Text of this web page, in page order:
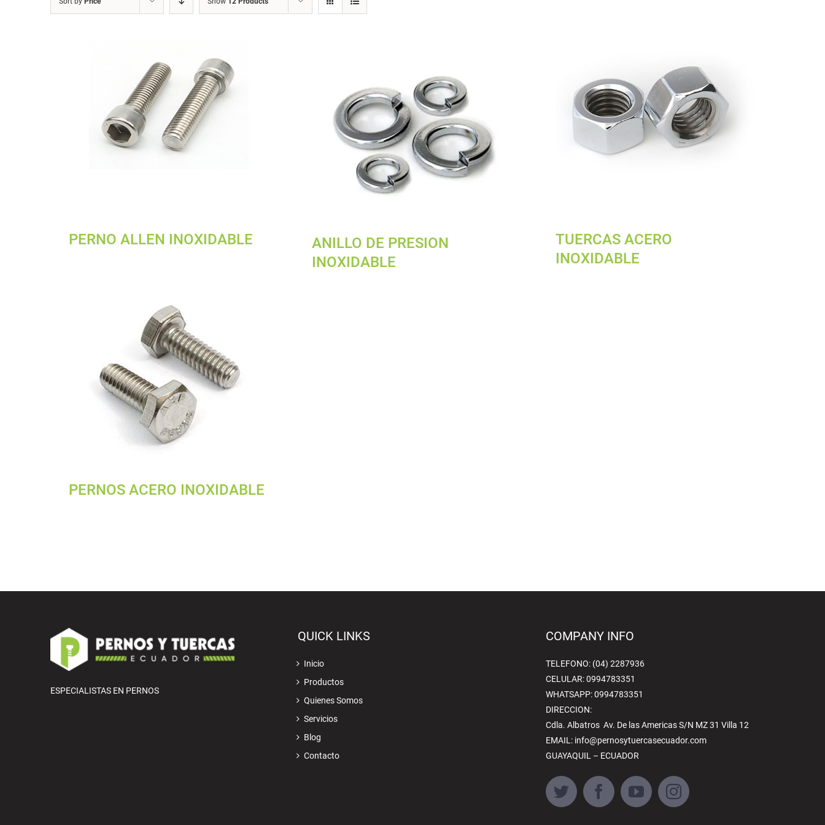
PERNO ALLEN INOXIDABLE
ANILLO DE PRESION
INOXIDABLE
TUERCAS ACERO
INOXIDABLE
PERNOS ACERO INOXIDABLE
ESPECIALISTAS EN PERNOS
QUICK LINKS
Inicio
Productos
Quienes Somos
Servicios
Blog
Contacto
COMPANY INFO
TELEFONO: (04) 2287936
CELULAR: 0994783351
WHATSAPP: 0994783351
DIRECCION:
Cdla. Albatros Av. De las Americas S/N MZ 31 Villa 12
EMAIL: info@pernosytuercasecuador.com
GUAYAQUIL – ECUADOR